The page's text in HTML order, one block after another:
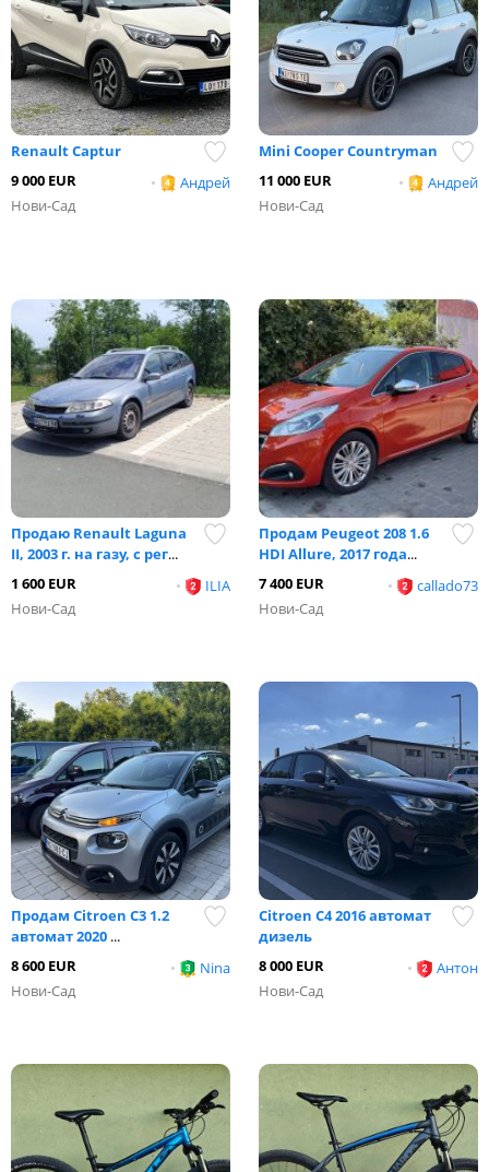
Renault Captur
•
Андрей
9 000 EUR
Нови-Сад
Mini Cooper Countryman
•
Андрей
11 000 EUR
Нови-Сад
Продаю Renault Laguna
II, 2003 г. на газу, с рег...
•
ILIA
1 600 EUR
Нови-Сад
Продам Peugeot 208 1.6
HDI Allure, 2017 года...
•
callado73
7 400 EUR
Нови-Сад
Продам Citroen C3 1.2
автомат 2020 ...
•
Nina
8 600 EUR
Нови-Сад
Citroen C4 2016 автомат
дизель
•
Антон
8 000 EUR
Нови-Сад